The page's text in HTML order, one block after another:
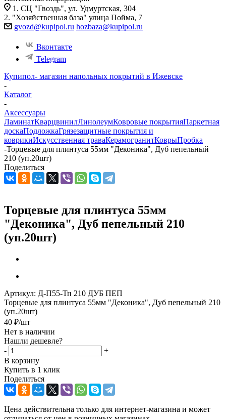
1. СЦ "Гвоздь", ул. Удмуртская, 304
2. "Хозяйственная база" улица Пойма, 7
gvozd@kupipol.ru hozbaza@kupipol.ru
Вконтакте
Telegram
Купипол- магазин напольных покрытий в Ижевске
-
Каталог
-
Аксессуары
ЛаминатКварцвинилЛинолеумКовровые покрытияПаркетная
доскаПодложкаГрязезащитные покрытия и
коврикиИскусственная траваКерамогранитКоврыПробка
-Торцевые для плинтуса 55мм "Деконика", Дуб пепельный
210 (уп.20шт)
Поделиться
Торцевые для плинтуса 55мм
"Деконика", Дуб пепельный 210
(уп.20шт)
Артикул: Д-П55-Тп 210 ДУБ ПЕП
Торцевые для плинтуса 55мм "Деконика", Дуб пепельный 210
(уп.20шт)
40 ₽/шт
Нет в наличии
Нашли дешевле?
-
+
В корзину
Купить в 1 клик
Поделиться
Цена действительна только для интернет-магазина и может